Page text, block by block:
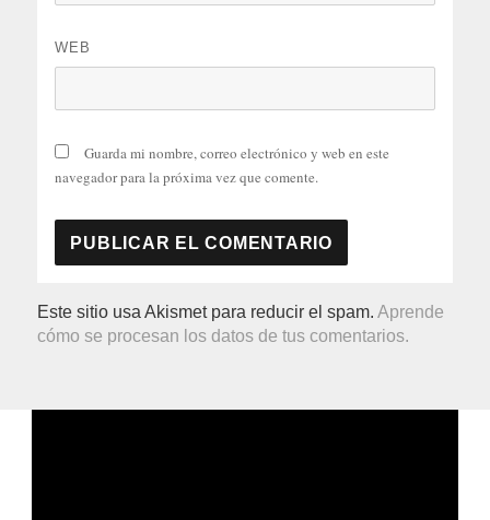
WEB
Guarda mi nombre, correo electrónico y web en este
navegador para la próxima vez que comente.
Este sitio usa Akismet para reducir el spam.Aprende
cómo se procesan los datos de tus comentarios.